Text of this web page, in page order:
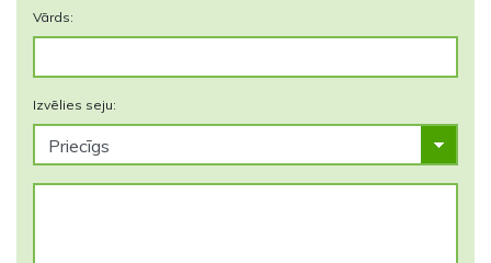
Vārds:
Izvēlies seju: